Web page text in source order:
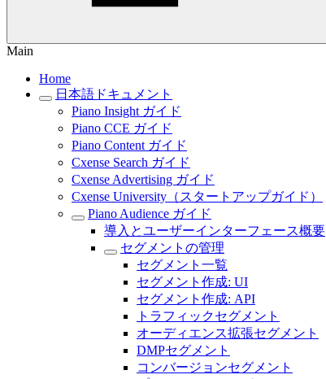
Main
Home
日本語ドキュメント
Piano Insight ガイド
Piano CCE ガイド
Piano Content ガイド
Cxense Search ガイド
Cxense Advertising ガイド
Cxense University（スタートアップガイド）
Piano Audience ガイド
導入とユーザーインターフェース概要
セグメントの管理
セグメント一覧
セグメント作成: UI
セグメント作成: API
トラフィックセグメント
オーディエンス拡張セグメント
DMPセグメント
コンバージョンセグメント